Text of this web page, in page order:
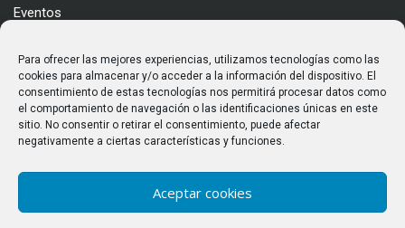
Para ofrecer las mejores experiencias, utilizamos tecnologías como las
cookies para almacenar y/o acceder a la información del dispositivo. El
consentimiento de estas tecnologías nos permitirá procesar datos como
el comportamiento de navegación o las identificaciones únicas en este
sitio. No consentir o retirar el consentimiento, puede afectar
negativamente a ciertas características y funciones.
Aceptar cookies
Eventos
Enclave
Más información
Consultas
Horarios y tarifas